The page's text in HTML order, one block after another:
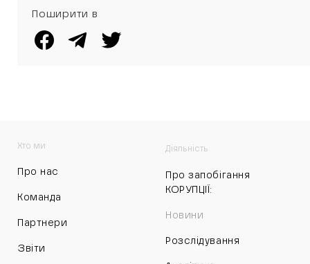
Поширити в
Хто ми
Про нас
Команда
Партнери
Звіти
Діяльність
Про запобігання
КОРУПЦІЇ:
Новини
Розслідування